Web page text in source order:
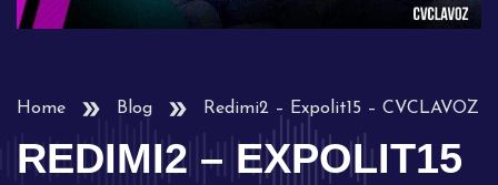
Home Blog Redimi2 – Expolit15 – CVCLAVOZ
REDIMI2 – EXPOLIT15